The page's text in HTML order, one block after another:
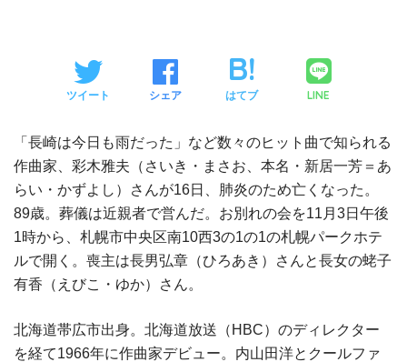
ツイート シェア はてブ LINE
「長崎は今日も雨だった」など数々のヒット曲で知られる
作曲家、彩木雅夫（さいき・まさお、本名・新居一芳＝あ
らい・かずよし）さんが16日、肺炎のため亡くなった。
89歳。葬儀は近親者で営んだ。お別れの会を11月3日午後
1時から、札幌市中央区南10西3の1の1の札幌パークホテ
ルで開く。喪主は長男弘章（ひろあき）さんと長女の蛯子
有香（えびこ・ゆか）さん。
北海道帯広市出身。北海道放送（HBC）のディレクター
を経て1966年に作曲家デビュー。内山田洋とクールファ